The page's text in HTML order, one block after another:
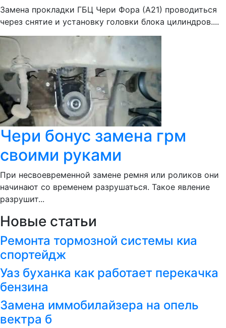
Замена прокладки ГБЦ Чери Фора (А21) проводиться
через снятие и установку головки блока цилиндров....
Чери бонус замена грм
своими руками
При несвоевременной замене ремня или роликов они
начинают со временем разрушаться. Такое явление
разрушит...
Новые статьи
Ремонта тормозной системы киа
спортейдж
Уаз буханка как работает перекачка
бензина
Замена иммобилайзера на опель
вектра б